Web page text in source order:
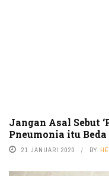
Jangan Asal Sebut
Pneumonia itu Beda
21 JANUARI 2020 BY